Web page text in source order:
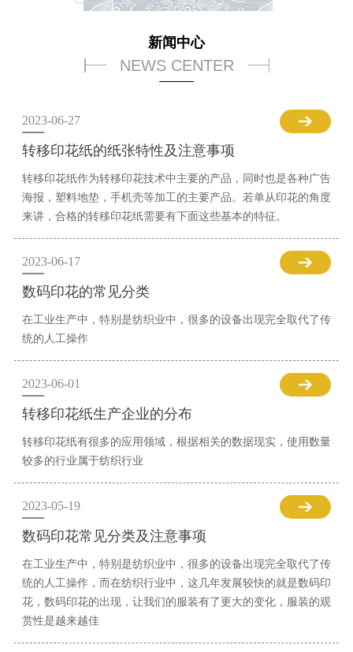
新闻中心
NEWS CENTER
2023-06-27
转移印花纸的纸张特性及注意事项
转移印花纸作为转移印花技术中主要的产品，同时也是各种广告
海报，塑料地垫，手机壳等加工的主要产品。若单从印花的角度
来讲，合格的转移印花纸需要有下面这些基本的特征。
2023-06-17
数码印花的常见分类
在工业生产中，特别是纺织业中，很多的设备出现完全取代了传
统的人工操作
2023-06-01
转移印花纸生产企业的分布
转移印花纸有很多的应用领域，根据相关的数据现实，使用数量
较多的行业属于纺织行业
2023-05-19
数码印花常见分类及注意事项
在工业生产中，特别是纺织业中，很多的设备出现完全取代了传
统的人工操作，而在纺织行业中，这几年发展较快的就是数码印
花，数码印花的出现，让我们的服装有了更大的变化，服装的观
赏性是越来越佳